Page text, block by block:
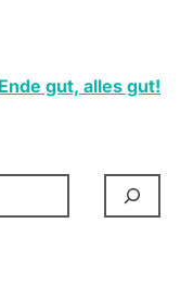
gut, alles gut!